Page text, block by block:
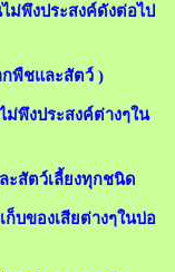
ม่พึงประสงค์ดังต่อไป
กพืชและสัตว์ )
พึงประสงค์ต่างๆใน
ะสัตว์เลี้ยงทุกชนิด
บของเสียต่างๆในบ่อ